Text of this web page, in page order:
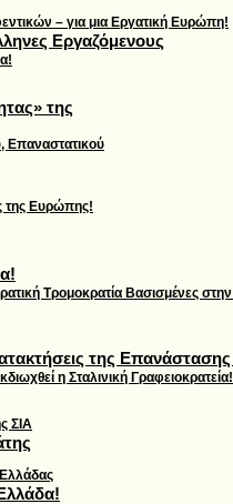
– για μια Εργατική Ευρώπη!
Εργαζόμενους
της
Επαναστατικού
της Ευρώπης!
Τρομοκρατία Βασισμένες
της
η Σταλινική Γραφειοκρατεία!
ΣΙΑ